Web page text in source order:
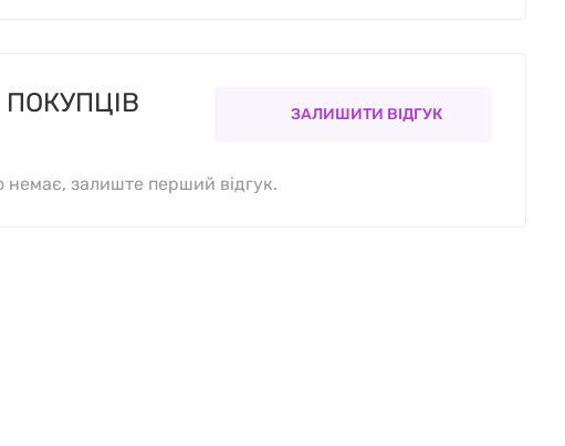
ПОКУПЦІВ ЗАЛИШИТИ ВІДГУК
немає, залиште перший відгук.